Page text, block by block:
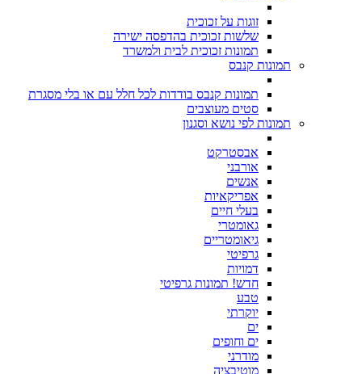
זוגות על זכוכית
שלשות זכוכית בהדפסה ישירה
תמונות זכוכית לבית ולמשרד
תמונות קנבס
תמונות קנבס בודדות לכל חלל עם או בלי מסגרת
סטים מעוצבים
תמונות לפי נושא וסגנון
אבסטרקט
אורבני
אנשים
אפריקאיות
בעלי חיים
גאומטרי
גיאומטריים
גרפיטי
דמויות
חדש! תמונות גרפיטי
טבע
יוקרתי
ים
ים וחופים
מודרני
מוטיבציה